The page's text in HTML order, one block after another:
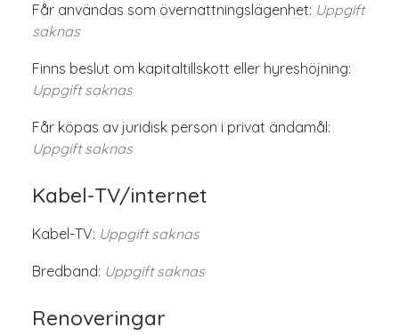
Får användas som övernattningslägenhet: Uppgift
saknas
Finns beslut om kapitaltillskott eller hyreshöjning:
Uppgift saknas
Får köpas av juridisk person i privat ändamål:
Uppgift saknas
Kabel-TV/internet
Kabel-TV: Uppgift saknas
Bredband: Uppgift saknas
Renoveringar